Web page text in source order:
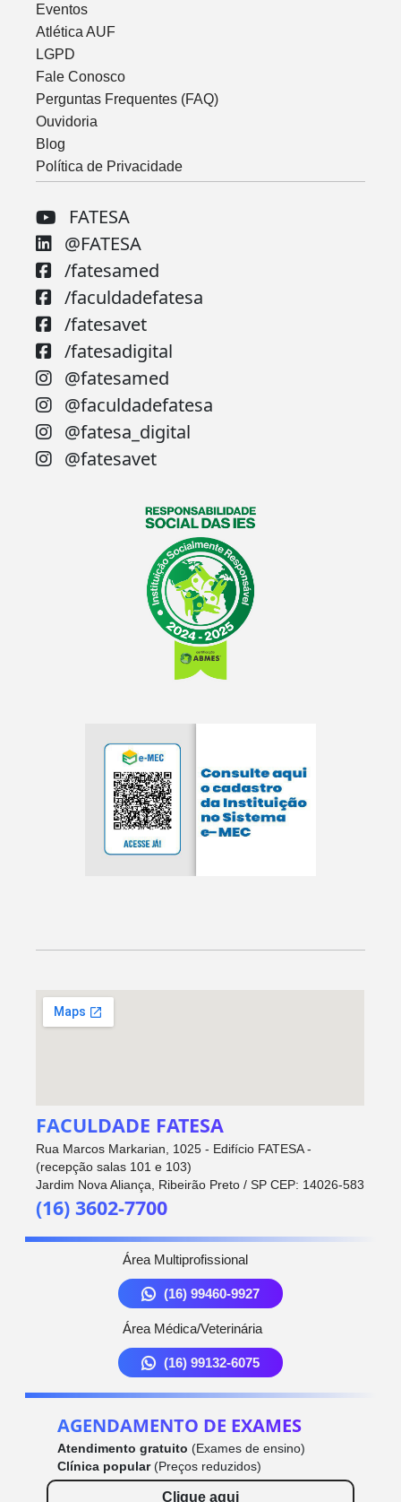
Eventos
Atlética AUF
LGPD
Fale Conosco
Perguntas Frequentes (FAQ)
Ouvidoria
Blog
Política de Privacidade
FATESA
@FATESA
/fatesamed
/faculdadefatesa
/fatesavet
/fatesadigital
@fatesamed
@faculdadefatesa
@fatesa_digital
@fatesavet
FACULDADE FATESA
Rua Marcos Markarian, 1025 - Edifício FATESA -
(recepção salas 101 e 103)
Jardim Nova Aliança, Ribeirão Preto / SP CEP: 14026-583
(16) 3602-7700
Área Multiprofissional
(16) 99460-9927
Área Médica/Veterinária
(16) 99132-6075
AGENDAMENTO DE EXAMES
Atendimento gratuito (Exames de ensino)
Clínica popular(Preços reduzidos)
Clique aqui